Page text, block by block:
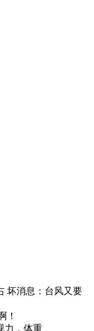
坏消息：台风又要
！
力，体重